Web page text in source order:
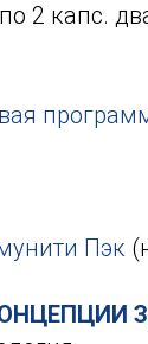
по 2 капс.
Пэк